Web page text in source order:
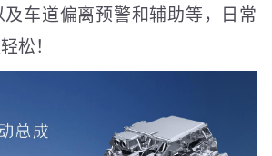
车道偏离预警和辅助等，日常
松！